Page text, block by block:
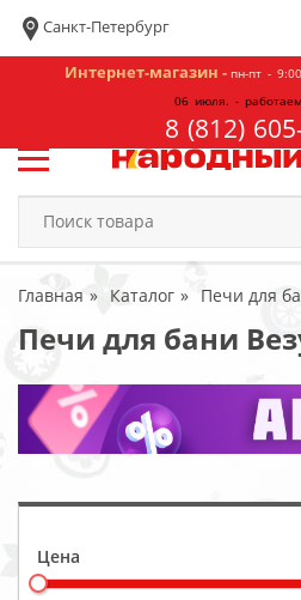
Санкт-Петербург
Интернет-магазин - пн-пт -
06 июля. -
8 (812)
Главная Каталог Печи для
Печи для бани
Цена